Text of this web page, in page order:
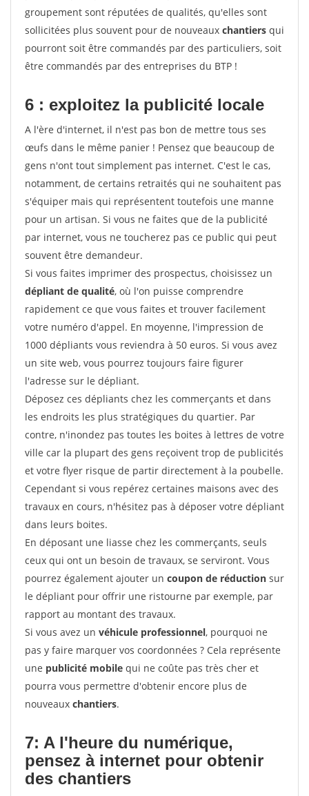
groupement sont réputées de qualités, qu'elles sont
sollicitées plus souvent pour de nouveaux chantiers qui
pourront soit être commandés par des particuliers, soit
être commandés par des entreprises du BTP !
6 : exploitez la publicité locale
A l'ère d'internet, il n'est pas bon de mettre tous ses
œufs dans le même panier ! Pensez que beaucoup de
gens n'ont tout simplement pas internet. C'est le cas,
notamment, de certains retraités qui ne souhaitent pas
s'équiper mais qui représentent toutefois une manne
pour un artisan. Si vous ne faites que de la publicité
par internet, vous ne toucherez pas ce public qui peut
souvent être demandeur.
Si vous faites imprimer des prospectus, choisissez un
dépliant de qualité, où l'on puisse comprendre
rapidement ce que vous faites et trouver facilement
votre numéro d'appel. En moyenne, l'impression de
1000 dépliants vous reviendra à 50 euros. Si vous avez
un site web, vous pourrez toujours faire figurer
l'adresse sur le dépliant.
Déposez ces dépliants chez les commerçants et dans
les endroits les plus stratégiques du quartier. Par
contre, n'inondez pas toutes les boites à lettres de votre
ville car la plupart des gens reçoivent trop de publicités
et votre flyer risque de partir directement à la poubelle.
Cependant si vous repérez certaines maisons avec des
travaux en cours, n'hésitez pas à déposer votre dépliant
dans leurs boites.
En déposant une liasse chez les commerçants, seuls
ceux qui ont un besoin de travaux, se serviront. Vous
pourrez également ajouter un coupon de réduction sur
le dépliant pour offrir une ristourne par exemple, par
rapport au montant des travaux.
Si vous avez un véhicule professionnel, pourquoi ne
pas y faire marquer vos coordonnées ? Cela représente
une publicité mobile qui ne coûte pas très cher et
pourra vous permettre d'obtenir encore plus de
nouveaux chantiers.
7: A l'heure du numérique,
pensez à internet pour obtenir
des chantiers